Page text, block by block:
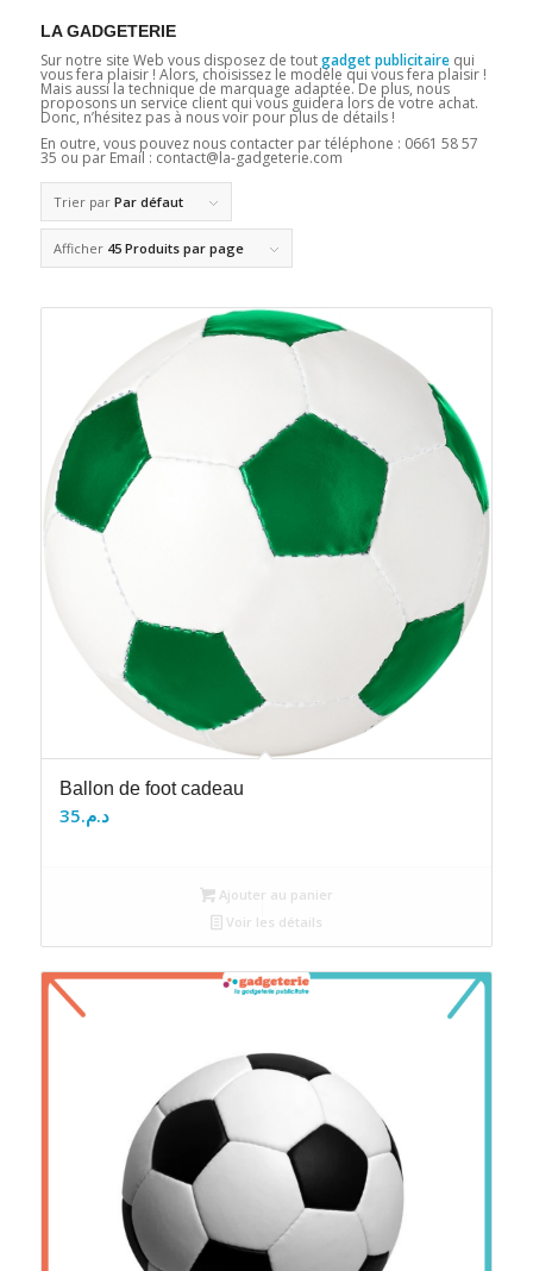
LA GADGETERIE
Sur notre site Web vous disposez de toutgadget publicitairequi
vous fera plaisir ! Alors, choisissez le modèle qui vous fera plaisir !
Mais aussi la technique de marquage adaptée. De plus, nous
proposons un service client qui vous guidera lors de votre achat.
Donc, n’hésitez pas à nous voir pour plus de détails !
En outre, vous pouvez nous contacter par téléphone : 0661 58 57
35 ou par Email : contact@la-gadgeterie.com
Trier par Par défaut
Afficher 45 Produits par page
Ballon de foot cadeau
د.م.35
Ajouter au panier
Voir les détails